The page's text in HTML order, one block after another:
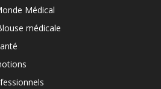
Médical
médicale